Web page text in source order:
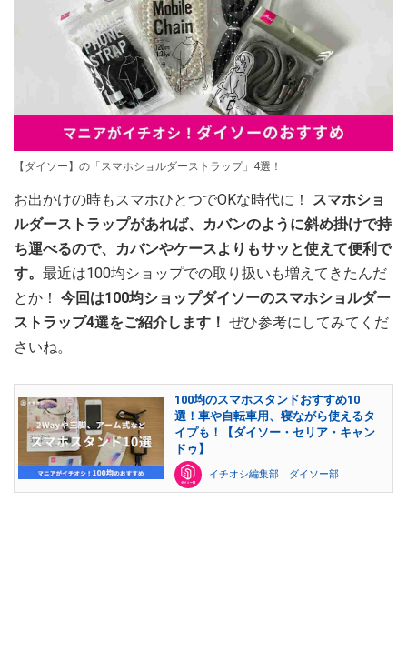
【ダイソー】の「スマホショルダーストラップ」4選！
お出かけの時もスマホひとつでOKな時代に！ スマホショ
ルダーストラップがあれば、カバンのように斜め掛けで持
ち運べるので、カバンやケースよりもサッと使えて便利で
す。 最近は100均ショップでの取り扱いも増えてきたんだ
とか！ 今回は100均ショップダイソーのスマホショルダー
ストラップ4選をご紹介します！ ぜひ参考にしてみてくだ
さいね。
100均のスマホスタンドおすすめ10
選！車や自転車用、寝ながら使えるタ
イプも！【ダイソー・セリア・キャン
ドゥ】
イチオシ編集部 ダイソー部